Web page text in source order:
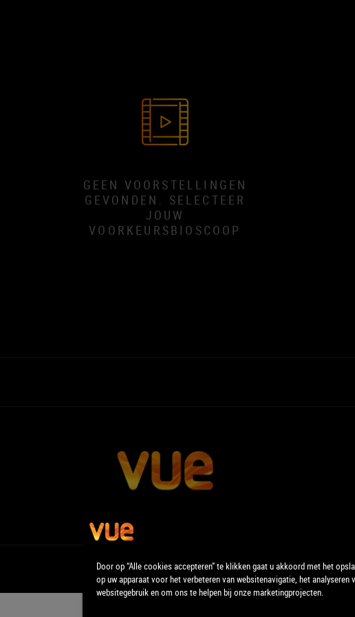
GEEN VOORSTELLINGEN
GEVONDEN. SELECTEER
JOUW
VOORKEURSBIOSCOOP
Door op “Alle cookies accepteren” te klikken gaat u akkoord met het
op uw apparaat voor het verbeteren van websitenavigatie, het analyseren
websitegebruik en om ons te helpen bij onze marketingprojecten.